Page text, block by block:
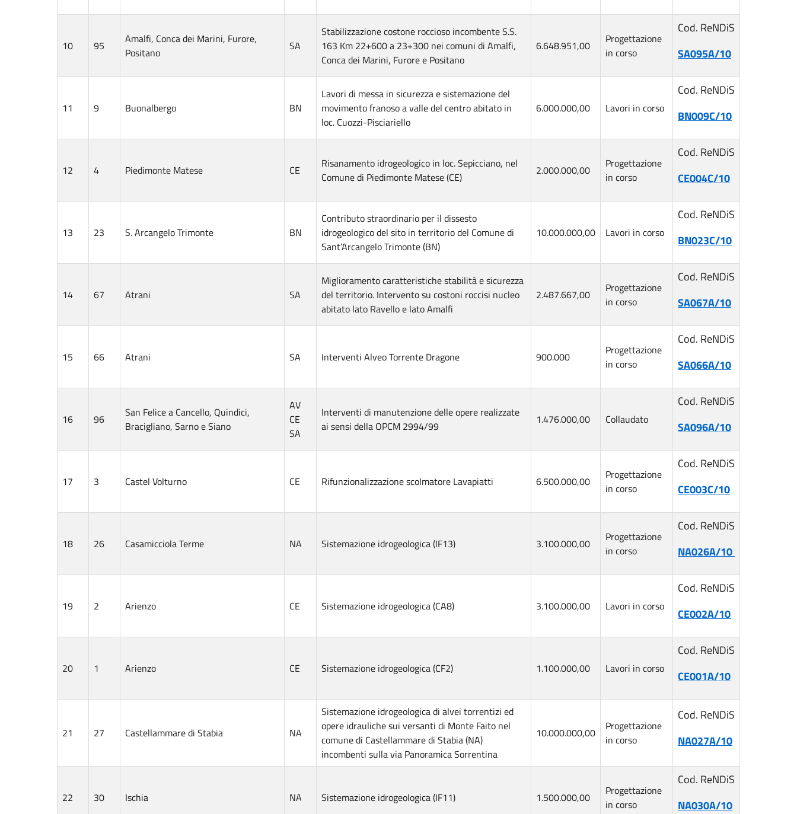
10 95
Amalfi, Conca dei Marini, Furore,
Positano
SA
Stabilizzazione costone roccioso incombente S.S.
163 Km 22+600 a 23+300 nei comuni di Amalfi,
Conca dei Marini, Furore e Positano
6.648.951,00
Progettazione
in corso
Cod. ReNDiS
SA095A/10
11 9 Buonalbergo BN
Lavori di messa in sicurezza e sistemazione del
movimento franoso a valle del centro abitato in
loc. Cuozzi-Pisciariello
6.000.000,00 Lavori in corso
Cod. ReNDiS
BN009C/10
12 4 Piedimonte Matese CE
Risanamento idrogeologico in loc. Sepicciano, nel
Comune di Piedimonte Matese (CE)
2.000.000,00
Progettazione
in corso
Cod. ReNDiS
CE004C/10
13 23 S. Arcangelo Trimonte BN
Contributo straordinario per il dissesto
idrogeologico del sito in territorio del Comune di
Sant’Arcangelo Trimonte (BN)
10.000.000,00 Lavori in corso
Cod. ReNDiS
BN023C/10
14 67 Atrani SA
Miglioramento caratteristiche stabilità e sicurezza
del territorio. Intervento su costoni roccisi nucleo
abitato lato Ravello e lato Amalfi
2.487.667,00
Progettazione
in corso
Cod. ReNDiS
SA067A/10
15 66 Atrani SA Interventi Alveo Torrente Dragone 900.000
Progettazione
in corso
Cod. ReNDiS
SA066A/10
16 96
San Felice a Cancello, Quindici,
Bracigliano, Sarno e Siano
AV
CE
SA
Interventi di manutenzione delle opere realizzate
ai sensi della OPCM 2994/99
1.476.000,00 Collaudato
Cod. ReNDiS
SA096A/10
17 3 Castel Volturno CE Rifunzionalizzazione scolmatore Lavapiatti 6.500.000,00
Progettazione
in corso
Cod. ReNDiS
CE003C/10
18 26 Casamicciola Terme NA Sistemazione idrogeologica (IF13) 3.100.000,00
Progettazione
in corso
Cod. ReNDiS
NA026A/10
19 2 Arienzo CE Sistemazione idrogeologica (CA8) 3.100.000,00 Lavori in corso
Cod. ReNDiS
CE002A/10
20 1 Arienzo CE Sistemazione idrogeologica (CF2) 1.100.000,00 Lavori in corso
Cod. ReNDiS
CE001A/10
21 27 Castellammare di Stabia NA
Sistemazione idrogeologica di alvei torrentizi ed
opere idrauliche sui versanti di Monte Faito nel
comune di Castellammare di Stabia (NA)
incombenti sulla via Panoramica Sorrentina
10.000.000,00
Progettazione
in corso
Cod. ReNDiS
NA027A/10
22 30 Ischia NA Sistemazione idrogeologica (IF11) 1.500.000,00
Progettazione
in corso
Cod. ReNDiS
NA030A/10